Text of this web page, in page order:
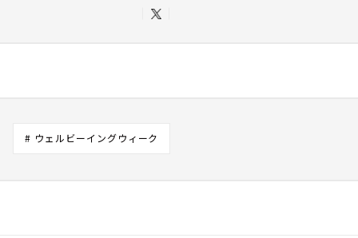
# ウェルビーイングウィーク